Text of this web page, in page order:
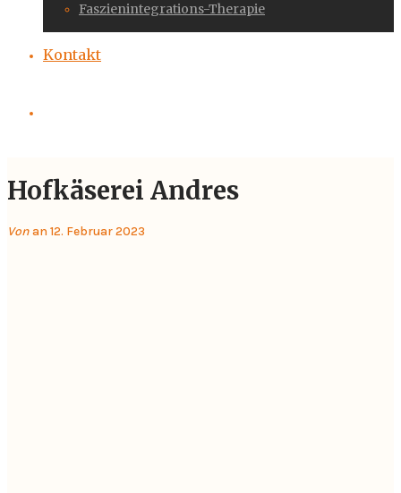
Faszienintegrations-Therapie
Kontakt
Hofkäserei Andres
Vonan 12. Februar 2023